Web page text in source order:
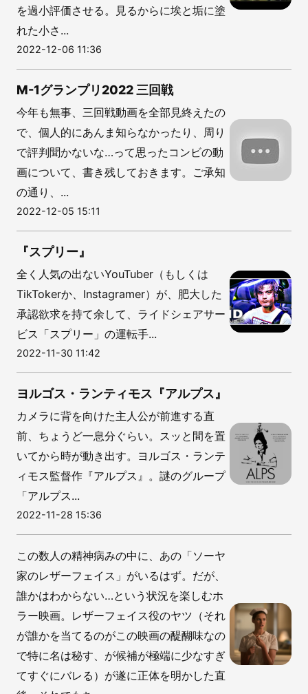
を過小評価させる。見るからに埃と垢に塗
れた小さ...
2022-12-06 11:36
M-1グランプリ2022 三回戦
今年も無事、三回戦動画を全部見終えたの
で、個人的にあんま知らなかったり、周り
で評判聞かないな…って思ったコンビの動
画について、書き残しておきます。ご承知
の通り、...
2022-12-05 15:11
『スプリー』
全く人気の出ないYouTuber（もしくは
TikTokerか、Instagramer）が、肥大した
承認欲求を持て余して、ライドシェアサー
ビス「スプリー」の運転手...
2022-11-30 11:42
ヨルゴス・ランティモス『アルプス』
カメラに背を向けた主人公が前進する直
前、ちょうど一息分ぐらい。スッと間を置
いてから時が動き出す。ヨルゴス・ランテ
ィモス監督作『アルプス』。謎のグループ
「アルプス...
2022-11-28 15:36
この数人の精神病みの中に、あの「ソーヤ
家のレザーフェイス」がいるはず。だが、
誰かはわからない…という状況を楽しむホ
ラー映画。レザーフェイス役のヤツ（それ
が誰かを当てるのがこの映画の醍醐味なの
で特に名は秘す、が候補が極端に少なすぎ
てすぐにバレる）が遂に正体を明かした直